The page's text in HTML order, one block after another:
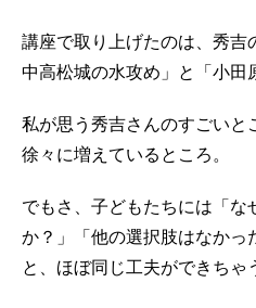
講座で取り上げたのは、秀吉
中高松城の水攻め」と「小田
私が思う秀吉さんのすごいと
徐々に増えているところ。
でもさ、子どもたちには「な
か？」「他の選択肢はなかっ
と、ほぼ同じ工夫ができちゃ